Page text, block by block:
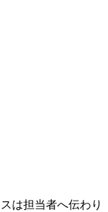
は担当者へ伝わり